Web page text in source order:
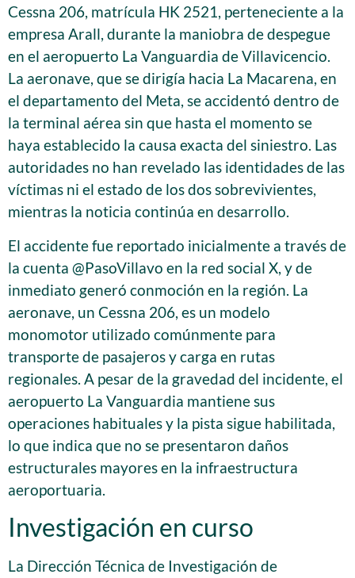
Cessna 206, matrícula HK 2521, perteneciente a la
empresa Arall, durante la maniobra de despegue
en el aeropuerto La Vanguardia de Villavicencio.
La aeronave, que se dirigía hacia La Macarena, en
el departamento del Meta, se accidentó dentro de
la terminal aérea sin que hasta el momento se
haya establecido la causa exacta del siniestro. Las
autoridades no han revelado las identidades de las
víctimas ni el estado de los dos sobrevivientes,
mientras la noticia continúa en desarrollo.
El accidente fue reportado inicialmente a través de
la cuenta @PasoVillavo en la red social X, y de
inmediato generó conmoción en la región. La
aeronave, un Cessna 206, es un modelo
monomotor utilizado comúnmente para
transporte de pasajeros y carga en rutas
regionales. A pesar de la gravedad del incidente, el
aeropuerto La Vanguardia mantiene sus
operaciones habituales y la pista sigue habilitada,
lo que indica que no se presentaron daños
estructurales mayores en la infraestructura
aeroportuaria.
Investigación en curso
La Dirección Técnica de Investigación de